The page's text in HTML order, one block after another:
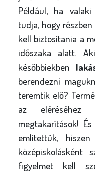
Például, ha
tudja, hogy
kell biztosítania a
időszaka alatt.
későbbiekben
berendezni
teremtik elő?
az eléréséhez
megtakarítások!
említettük,
középiskolásként
figyelmet kell